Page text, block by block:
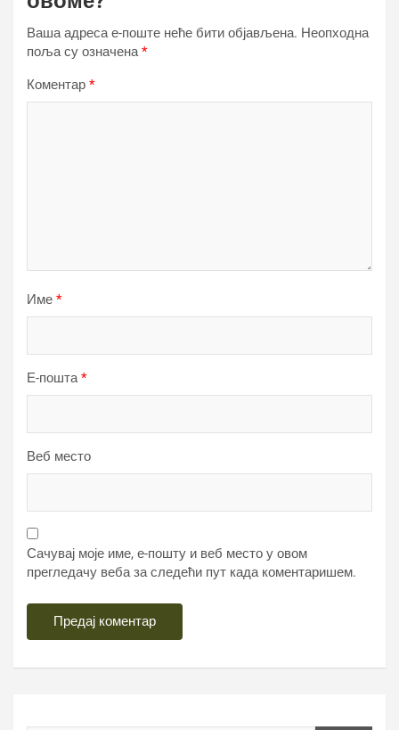
Ваша адреса е-поште неће бити објављена. Неопходна
поља су означена*
Коментар *
Име *
Е-пошта*
Веб место
Сачувај моје име, е-пошту и веб место у овом
прегледачу веба за следећи пут када коментаришем.